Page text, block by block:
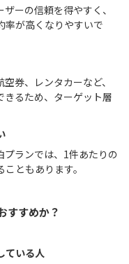
ーの信頼を得やすく、
率が高くなりやすいで
券、レンタカーなど、
きるため、ターゲット層
プランでは、1件あたりの
ともあります。
すすめか？
ている人